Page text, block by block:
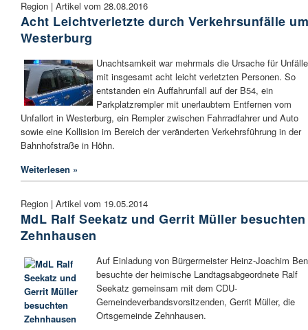
Region | Artikel vom 28.08.2016
Acht Leichtverletzte durch Verkehrsunfälle
Westerburg
Unachtsamkeit war mehrmals die Ursache für Unfälle
mit insgesamt acht leicht verletzten Personen. So
entstanden ein Auffahrunfall auf der B54, ein
Parkplatzrempler mit unerlaubtem Entfernen vom
Unfallort in Westerburg, ein Rempler zwischen Fahrradfahrer und Auto
sowie eine Kollision im Bereich der veränderten Verkehrsführung in der
Bahnhofstraße in Höhn.
Weiterlesen »
Region | Artikel vom 19.05.2014
MdL Ralf Seekatz und Gerrit Müller besuchten
Zehnhausen
Auf Einladung von Bürgermeister Heinz-Joachim
besuchte der heimische Landtagsabgeordnete Ralf
Seekatz gemeinsam mit dem CDU-
Gemeindeverbandsvorsitzenden, Gerrit Müller, die
Ortsgemeinde Zehnhausen.